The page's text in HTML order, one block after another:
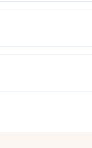
look lub być
Adipic acid/
tributyl citrate,
acid/Fumaric acid/
Phospholipids,
lakieru